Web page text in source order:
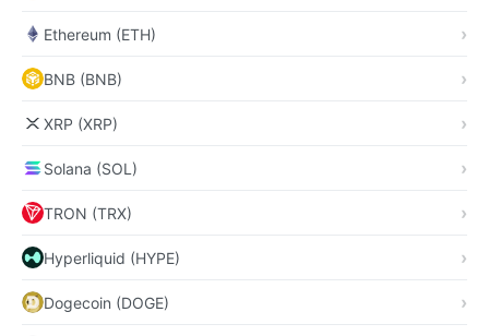
Ethereum (ETH)
BNB (BNB)
XRP (XRP)
Solana (SOL)
TRON (TRX)
Hyperliquid (HYPE)
Dogecoin (DOGE)